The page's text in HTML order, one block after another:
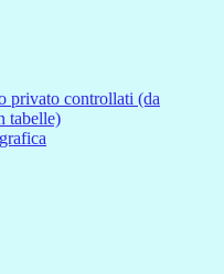
privato controllati (da
tabelle)